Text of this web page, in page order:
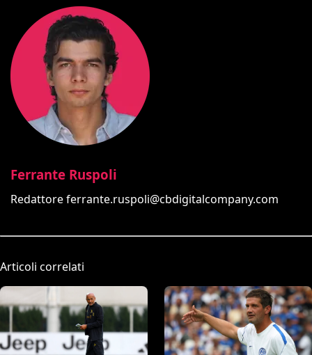
Ferrante Ruspoli
Redattoreferrante.ruspoli@cbdigitalcompany.com
Articoli correlati